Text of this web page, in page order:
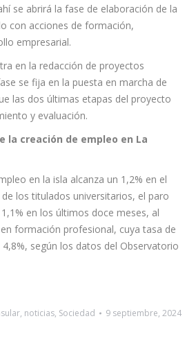
se abrirá la fase de elaboración de la
con acciones de formación,
empresarial.
en la redacción de proyectos
se fija en la puesta en marcha de
las dos últimas etapas del proyecto
y evaluación.
la creación de empleo en La
en la isla alcanza un 1,2% en el
los titulados universitarios, el paro
en los últimos doce meses, al
formación profesional, cuya tasa de
según los datos del Observatorio
, noticias, Sociedad 9 septiembre, 2024